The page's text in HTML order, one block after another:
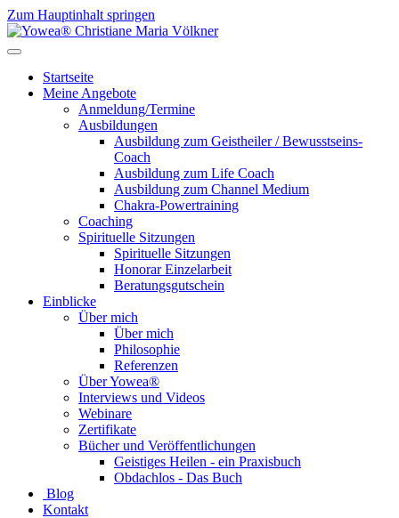
Zum Hauptinhalt springen
Startseite
Meine Angebote
Anmeldung/Termine
Ausbildungen
Ausbildung zum Geistheiler / Bewusstseins-
Coach
Ausbildung zum Life Coach
Ausbildung zum Channel Medium
Chakra-Powertraining
Coaching
Spirituelle Sitzungen
Spirituelle Sitzungen
Honorar Einzelarbeit
Beratungsgutschein
Einblicke
Über mich
Über mich
Philosophie
Referenzen
Über Yowea®
Interviews und Videos
Webinare
Zertifikate
Bücher und Veröffentlichungen
Geistiges Heilen - ein Praxisbuch
Obdachlos - Das Buch
Blog
Kontakt